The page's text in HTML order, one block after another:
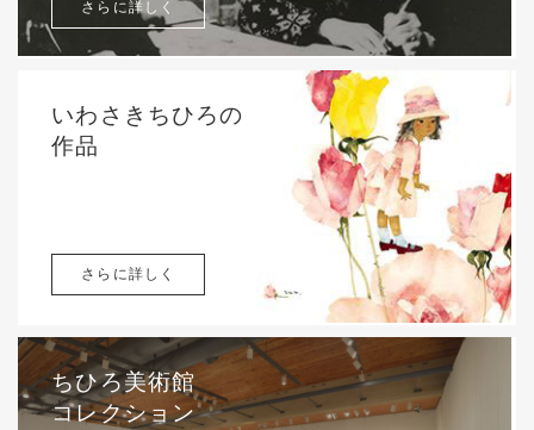
さらに詳しく
いわさきちひろの
作品
さらに詳しく
ちひろ美術館
コレクション